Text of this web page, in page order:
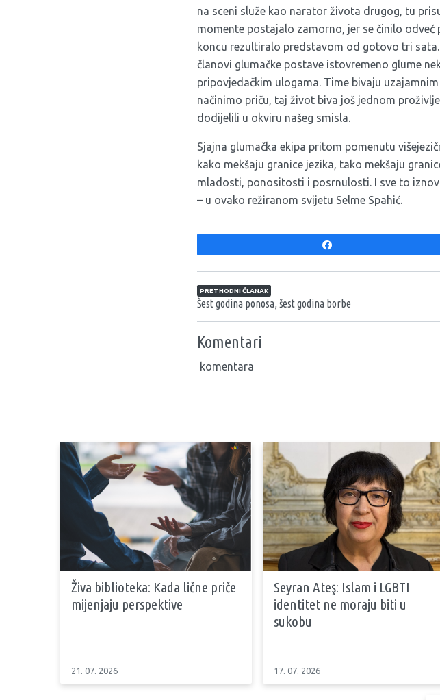
na sceni služe kao narator života drugog, tu
momente postajalo zamorno, jer se činilo
koncu rezultiralo predstavom od gotovo tri
članovi glumačke postave istovremeno glume
pripovjedačkim ulogama. Time bivaju
načinimo priču, taj život biva još jednom
dodijelili u okviru našeg smisla.
Sjajna glumačka ekipa pritom pomenutu
kako mekšaju granice jezika, tako mekšaju
mladosti, ponositosti i posrnulosti. I sve to
– u ovako režiranom svijetu Selme Spahić.
Navigacija članaka
PRETHODNI ČLANAK
Šest godina ponosa, šest godina borbe
Komentari
komentara
Živa biblioteka: Kada lične priče
mijenjaju perspektive
21. 07. 2026
Seyran Ateş: Islam i LGBTI
identitet ne moraju biti u
sukobu
17. 07. 2026